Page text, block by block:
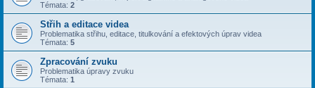
Témata: 2
Střih a editace videa
Problematika střihu, editace, titulkování a efektových úprav videa
Témata: 5
Zpracování zvuku
Problematika úpravy zvuku
Témata: 1